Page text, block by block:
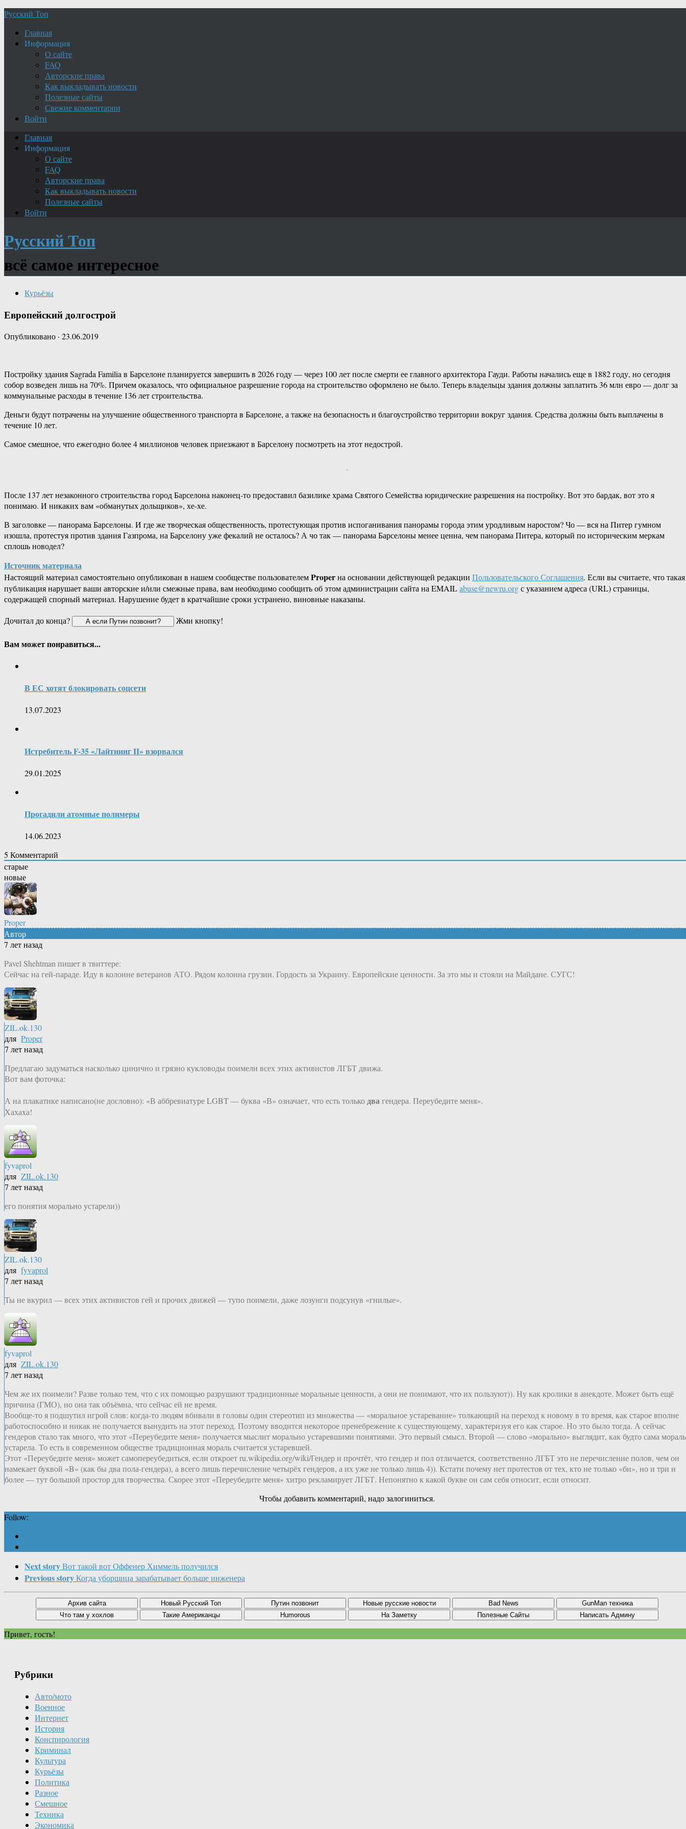
Русский Топ
Главная
Информация
О сайте
FAQ
Авторские права
Как выкладывать новости
Полезные сайты
Свежие комментарии
Войти
Главная
Информация
О сайте
FAQ
Авторские права
Как выкладывать новости
Полезные сайты
Войти
Русский Топ
всё самое интересное
Курьёзы
Европейский долгострой
Опубликовано · 23.06.2019
Постройку здания Sagrada Familia в Барселоне планируется завершить в 2026 году — через 100 лет после смерти ее главного архитектора Гауди. Работы начались еще в 1882 году, но сегодня
собор возведен лишь на 70%. Причем оказалось, что официальное разрешение города на строительство оформлено не было. Теперь владельцы здания должны заплатить 36 млн евро — долг за
коммунальные расходы в течение 136 лет строительства.
Деньги будут потрачены на улучшение общественного транспорта в Барселоне, а также на безопасность и благоустройство территории вокруг здания. Средства должны быть выплачены в
течение 10 лет.
Самое смешное, что ежегодно более 4 миллионов человек приезжают в Барселону посмотреть на этот недострой.
После 137 лет незаконного строительства город Барселона наконец-то предоставил базилике храма Святого Семейства юридические разрешения на постройку. Вот это бардак, вот это я
понимаю. И никаких вам «обманутых дольщиков», хе-хе.
В заголовке — панорама Барселоны. И где же творческая общественность, протестующая против испоганивания панорамы города этим уродливым наростом? Чо — вся на Питер гумном
изошла, протестуя против здания Газпрома, на Барселону уже фекалий не осталось? А чо так — панорама Барселоны менее ценна, чем панорама Питера, который по историческим меркам
сплошь новодел?
Источник материала
Настоящий материал самостоятельно опубликован в нашем сообществе пользователемProperна основании действующей редакции Пользовательского Соглашения. Если вы считаете, что такая
публикация нарушает ваши авторские и/или смежные права, вам необходимо сообщить об этом администрации сайта на EMAILabuse@newru.orgс указанием адреса (URL) страницы,
содержащей спорный материал. Нарушение будет в кратчайшие сроки устранено, виновные наказаны.
Дочитал до конца?
Жми кнопку!
Вам может понравиться...
В ЕС хотят блокировать соцсети
13.07.2023
Истребитель F-35 «Лайтнинг II» взорвался
29.01.2025
Прогадили атомные полимеры
14.06.2023
5 Комментарий
старые
новые
Proper
Автор
7 лет назад
Pavel Shehtman пишет в твиттере:
Сейчас на гей-параде. Иду в колонне ветеранов АТО. Рядом колонна грузин. Гордость за Украину. Европейские ценности. За это мы и стояли на Майдане. СУГС!
ZIL.ok.130
для Proper
7 лет назад
Предлагаю задуматься насколько цинично и грязно кукловоды поимели всех этих активистов ЛГБТ движа.
Вот вам фоточка:
А на плакатике написано(не дословно): «В аббревиатуре LGBT — буква «В» означает, что есть толькодвагендера. Переубедите меня».
Хахаха!
fyvaprol
для ZIL.ok.130
7 лет назад
его понятия морально устарели))
ZIL.ok.130
для fyvaprol
7 лет назад
Ты не вкурил — всех этих активистов гей и прочих движей — тупо поимели, даже лозунги подсунув «гнилые».
fyvaprol
для ZIL.ok.130
7 лет назад
Чем же их поимели? Разве только тем, что с их помощью разрушают традиционные моральные ценности, а они не понимают, что их пользуют)). Ну как кролики в анекдоте. Может быть ещё
причина (ГМО), но она так объёмна, что сейчас ей не время.
Вообще-то я подшутил игрой слов: когда-то людям вбивали в головы один стереотип из множества — «моральное устаревание» толкающий на переход к новому в то время, как старое вполне
работоспособно и никак не получается вынудить на этот переход. Поэтому вводится некоторое пренебрежение к существующему, характеризуя его как старое. Но это было тогда. А сейчас
гендеров стало так много, что этот «Переубедите меня» получается мыслит морально устаревшими понятиями. Это первый смысл. Второй — слово «морально» выглядит, как будто сама мораль
устарела. То есть в современном обществе традиционная мораль считается устаревшей.
Этот «Переубедите меня» может самопереубедиться, если откроет ru.wikipedia.org/wiki/Гендер и прочтёт, что гендер и пол отличается, соответственно ЛГБТ это не перечисление полов, чем он
намекает буквой «B» (как бы два пола-гендера), а всего лишь перечисление четырёх гендеров, а их уже не только лишь 4)). Кстати почему нет протестов от тех, кто не только «би», но и три и
более — тут большой простор для творчества. Скорее этот «Переубедите меня» хитро рекламирует ЛГБТ. Непонятно к какой букве он сам себя относит, если относит.
Чтобы добавить комментарий, надо залогиниться.
Follow:
Next storyВот такой вот Оффенер Химмель получился
Previous storyКогда уборщица зарабатывает больше инженера
Привет, гость!
Рубрики
Авто/мото
Военное
Интернет
История
Конспирология
Криминал
Культура
Курьёзы
Политика
Разное
Смешное
Техника
Экономика